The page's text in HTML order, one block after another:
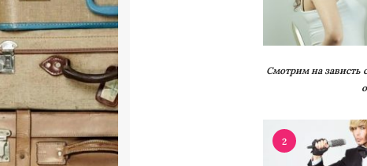
Смотрим на зависть
2